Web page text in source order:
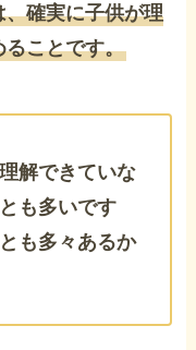
確実に子供が理
ることです。
解できていな
も多いです
も多々あるか